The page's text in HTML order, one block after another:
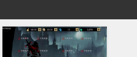
正在为您加载新内容